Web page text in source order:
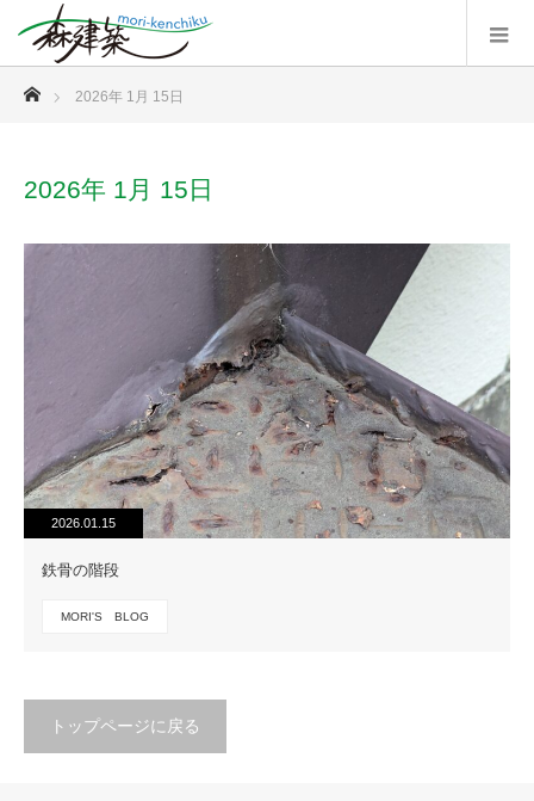
ホーム
2026年 1月 15日
2026年 1月 15日
2026.01.15
鉄骨の階段
MORI'S BLOG
トップページに戻る